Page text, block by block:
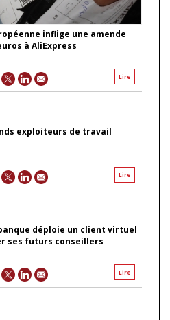
inflige une amende
à AliExpress
Lire
exploiteurs de travail
Lire
déploie un client virtuel
ses futurs conseillers
Lire